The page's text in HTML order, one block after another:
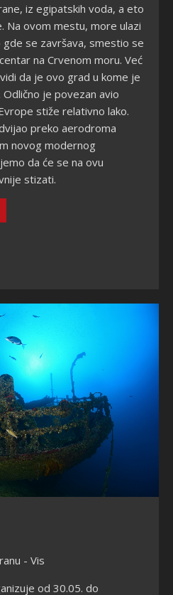
iz egipatskih voda, a eto
Na ovom mestu, more ulazi
se završava, smestio se
na Crvenom moru. Već
da je ovo grad u kome je
je povezan avio
stiže relativno lako.
preko aerodroma
novog modernog
da će se na ovu
stizati.
- Vis
od 30.05. do